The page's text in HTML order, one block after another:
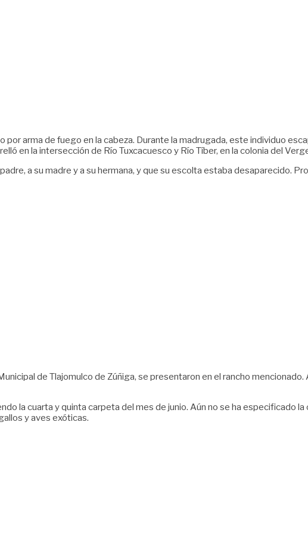
arma de fuego en la cabeza. Durante la madrugada, este individuo
en la intersección de Río Tuxcacuesco y Río Tíber, en la colonia del
a su madre y a su hermana, y que su escolta estaba desaparecido.
de Tlajomulco de Zúñiga, se presentaron en el rancho
la cuarta y quinta carpeta del mes de junio. Aún no se ha especificado la
y aves exóticas.